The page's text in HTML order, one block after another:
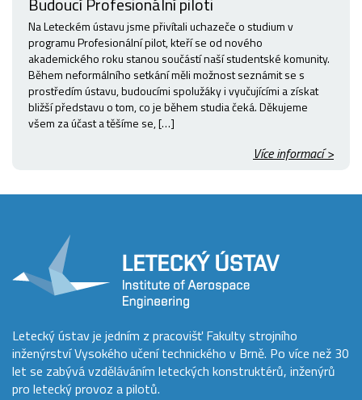
Na Leteckém ústavu jsme přivítali uchazeče o studium v
programu Profesionální pilot, kteří se od nového
akademického roku stanou součástí naší studentské komunity.
Během neformálního setkání měli možnost seznámit se s
prostředím ústavu, budoucími spolužáky i vyučujícími a získat
bližší představu o tom, co je během studia čeká. Děkujeme
všem za účast a těšíme se, […]
Více informací >
Letecký ústav je jedním z pracovišť Fakulty strojního
inženýrství Vysokého učení technického v Brně. Po více než 30
let se zabývá vzděláváním leteckých konstruktérů, inženýrů
pro letecký provoz a pilotů.